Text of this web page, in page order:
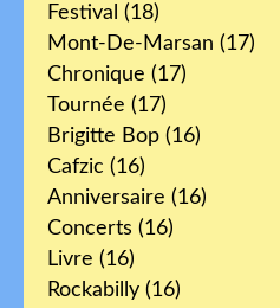
Festival (18)
Mont-De-Marsan (17)
Chronique (17)
Tournée (17)
Brigitte Bop (16)
Cafzic (16)
Anniversaire (16)
Concerts (16)
Livre (16)
Rockabilly (16)